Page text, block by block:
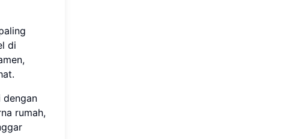
di
dengan
rumah,